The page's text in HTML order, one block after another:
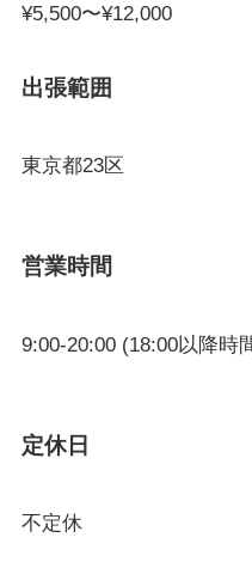
¥5,500〜¥12,000
出張範囲
東京都23区
営業時間
9:00-20:00 (18:00以降時
定休日
不定休